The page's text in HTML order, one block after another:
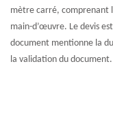
mètre carré, comprenant
main-d’œuvre. Le devis
document mentionne la
la validation du document.